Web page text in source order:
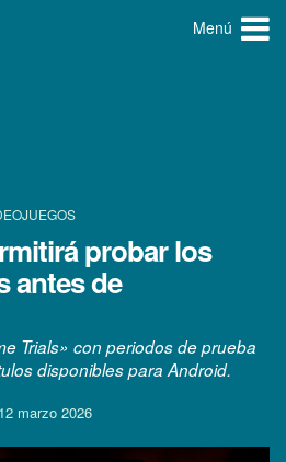
Menú
probar los
antes de
Trials» con periodos de prueba
disponibles para Android.
12 marzo 2026